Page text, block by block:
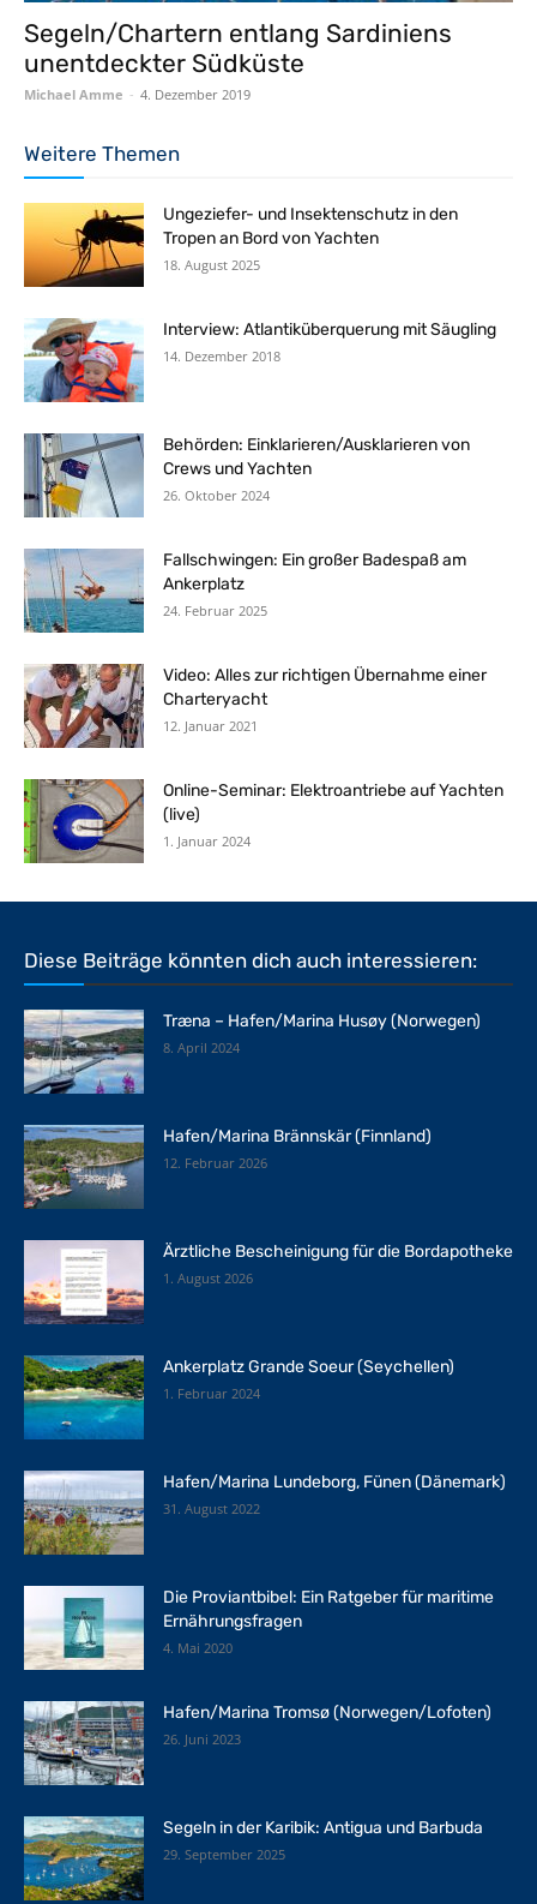
Segeln/Chartern entlang Sardiniens
unentdeckter Südküste
Michael Amme - 4. Dezember 2019
Weitere Themen
Ungeziefer- und Insektenschutz in den
Tropen an Bord von Yachten
18. August 2025
Interview: Atlantiküberquerung mit Säugling
14. Dezember 2018
Behörden: Einklarieren/Ausklarieren von
Crews und Yachten
26. Oktober 2024
Fallschwingen: Ein großer Badespaß am
Ankerplatz
24. Februar 2025
Video: Alles zur richtigen Übernahme einer
Charteryacht
12. Januar 2021
Online-Seminar: Elektroantriebe auf Yachten
(live)
1. Januar 2024
Diese Beiträge könnten dich auch interessieren:
Træna – Hafen/Marina Husøy (Norwegen)
8. April 2024
Hafen/Marina Brännskär (Finnland)
12. Februar 2026
Ärztliche Bescheinigung für die Bordapotheke
1. August 2026
Ankerplatz Grande Soeur (Seychellen)
1. Februar 2024
Hafen/Marina Lundeborg, Fünen (Dänemark)
31. August 2022
Die Proviantbibel: Ein Ratgeber für maritime
Ernährungsfragen
4. Mai 2020
Hafen/Marina Tromsø (Norwegen/Lofoten)
26. Juni 2023
Segeln in der Karibik: Antigua und Barbuda
29. September 2025